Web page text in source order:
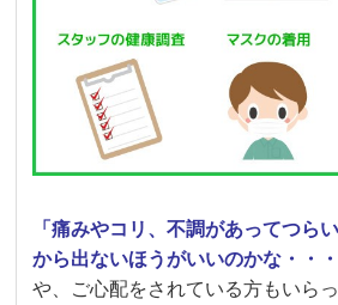
「痛みやコリ、不調があってつら
から出ないほうがいいのかな・・・
や、ご心配をされている方もいら